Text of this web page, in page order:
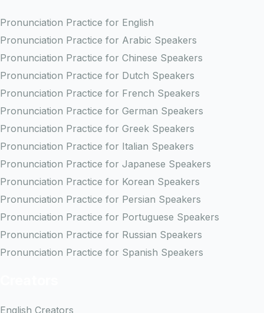
Pronunciation Practice for English
Pronunciation Practice for Arabic Speakers
Pronunciation Practice for Chinese Speakers
Pronunciation Practice for Dutch Speakers
Pronunciation Practice for French Speakers
Pronunciation Practice for German Speakers
Pronunciation Practice for Greek Speakers
Pronunciation Practice for Italian Speakers
Pronunciation Practice for Japanese Speakers
Pronunciation Practice for Korean Speakers
Pronunciation Practice for Persian Speakers
Pronunciation Practice for Portuguese Speakers
Pronunciation Practice for Russian Speakers
Pronunciation Practice for Spanish Speakers
English Creators